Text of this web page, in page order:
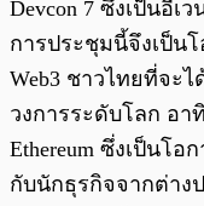
Devcon 7 ซึ่งเป็นอี
การประชุมนี้จึงเป็
Web3 ชาวไทยที่จะ
วงการระดับโลก อา
Ethereum ซึ่งเป็นโ
กับนักธุรกิจจากต่าง